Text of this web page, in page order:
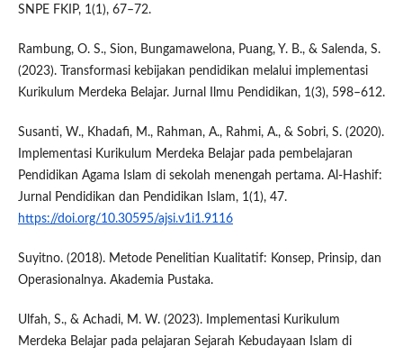
SNPE FKIP, 1(1), 67–72.
Rambung, O. S., Sion, Bungamawelona, Puang, Y. B., & Salenda, S.
(2023). Transformasi kebijakan pendidikan melalui implementasi
Kurikulum Merdeka Belajar. Jurnal Ilmu Pendidikan, 1(3), 598–612.
Susanti, W., Khadafi, M., Rahman, A., Rahmi, A., & Sobri, S. (2020).
Implementasi Kurikulum Merdeka Belajar pada pembelajaran
Pendidikan Agama Islam di sekolah menengah pertama. Al-Hashif:
Jurnal Pendidikan dan Pendidikan Islam, 1(1), 47.
https://doi.org/10.30595/ajsi.v1i1.9116
Suyitno. (2018). Metode Penelitian Kualitatif: Konsep, Prinsip, dan
Operasionalnya. Akademia Pustaka.
Ulfah, S., & Achadi, M. W. (2023). Implementasi Kurikulum
Merdeka Belajar pada pelajaran Sejarah Kebudayaan Islam di